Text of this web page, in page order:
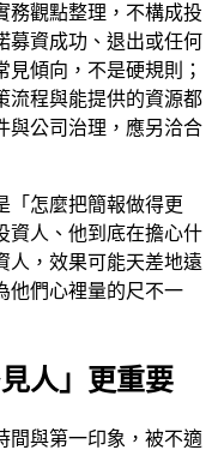
務觀點整理，不構成投
募資成功、退出或任何
傾向，不是硬規則；
流程與能提供的資源都
與公司治理，應另洽合
「怎麼把簡報做得更
資人、他到底在擔心什
人，效果可能天差地遠
們心裡量的尺不一
人」更重要
間與第一印象，被不適